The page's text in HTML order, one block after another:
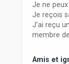
Je ne
Je reçois
J’ai reçu
membre
Amis et